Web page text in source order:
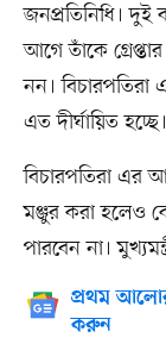
জনপ্রতিনিধি।
আগে তাঁকে
নন।
এত দীর্ঘায়িত হচ্ছে।
বিচারপতিরা এর
মঞ্জুর করা হলেও
পারবেন না।
প্রথম
করুন